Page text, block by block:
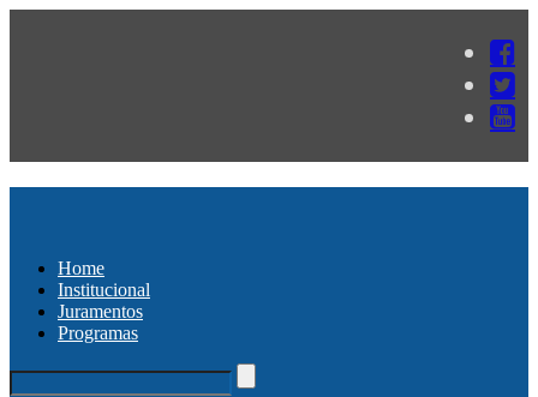
Home
Institucional
Juramentos
Programas